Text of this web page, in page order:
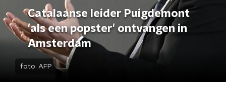
Catalaanse leider Puigdemont
'als een popster' ontvangen in
Amsterdam
foto: AFP